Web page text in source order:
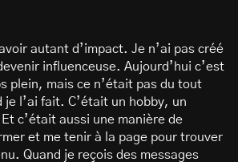
autant d’impact. Je n’ai pas créé
influenceuse. Aujourd’hui c’est
plein, mais ce n’était pas du tout
je l’ai fait. C’était un hobby, un
c’était aussi une manière de
et me tenir à la page pour trouver
Quand je reçois des messages